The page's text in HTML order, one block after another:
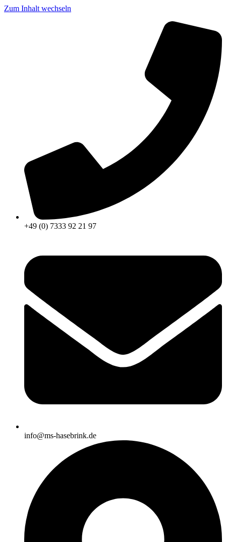
Zum Inhalt wechseln
+49 (0) 7333 92 21 97
info@ms-hasebrink.de